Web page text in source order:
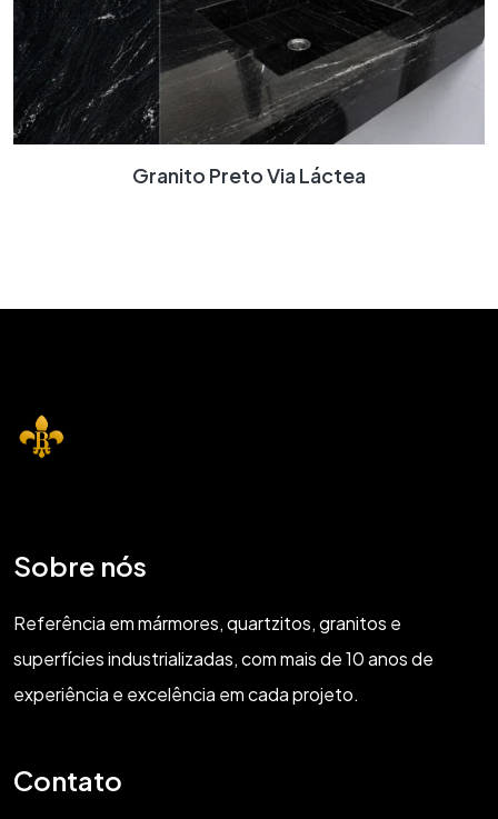
Granito Preto Via Láctea
Sobre nós
Referência em mármores, quartzitos, granitos e
superfícies industrializadas, com mais de 10 anos de
experiência e excelência em cada projeto.
Contato